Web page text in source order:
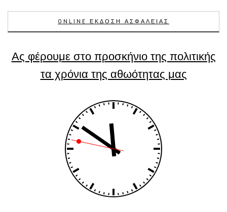
ONLINE ΕΚΔΟΣΗ ΑΣΦΑΛΕΙΑΣ
Ας φέρουμε στο προσκήνιο της πολιτικής
τα χρόνια της αθωότητας μας